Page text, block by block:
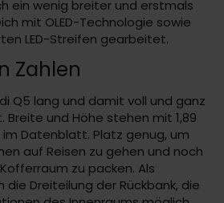
ein wenig breiter und erstmals
mit OLED-Technologie sowie
LED-Streifen gearbeitet.
Zahlen
Q5 lang und damit voll und ganz
Breite und Höhe stehen mit 1,89
im Datenblatt. Platz genug, um
auf Reisen zu gehen und noch
zu packen. Als
Dreiteilung der Rückbank, die